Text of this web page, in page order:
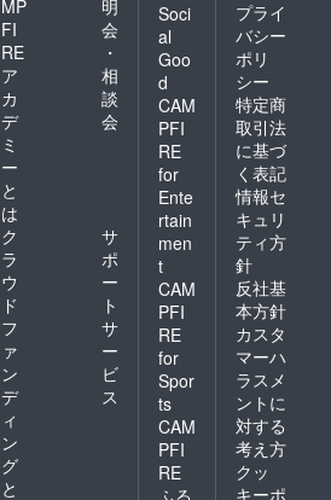
MP
FI
RE
ア
カ
デ
ミ
ー
と
は
明
会
・
相
談
会
ク
ラ
ウ
ド
フ
ァ
ン
デ
ィ
ン
グ
と
サ
ポ
ー
ト
サ
ー
ビ
ス
Soci
al
Goo
d
CAM
PFI
RE
for
Ente
rtain
men
t
CAM
PFI
RE
for
Spor
ts
CAM
PFI
RE
ふる
プライ
バシー
ポリ
シー
特定商
取引法
に基づ
く表記
情報セ
キュリ
ティ方
針
反社基
本方針
カスタ
マーハ
ラスメ
ントに
対する
考え方
クッ
キーポ